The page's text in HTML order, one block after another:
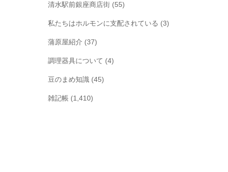
清水駅前銀座商店街 (55)
私たちはホルモンに支配されている (3)
蒲原屋紹介 (37)
調理器具について (4)
豆のまめ知識 (45)
雑記帳 (1,410)